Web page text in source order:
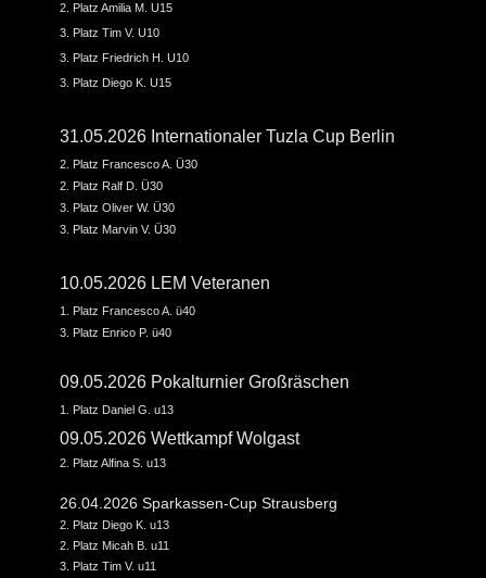
2. Platz Amilia M. U15
3. Platz Tim V. U10
3. Platz Friedrich H. U10
3. Platz Diego K. U15
31.05.2026 Internationaler Tuzla Cup Berlin
2. Platz Francesco A. Ü30
2. Platz Ralf D. Ü30
3. Platz Oliver W. Ü30
3. Platz Marvin V. Ü30
10.05.2026 LEM Veteranen
1. Platz Francesco A. ü40
3. Platz Enrico P. ü40
09.05.2026 Pokalturnier Großräschen
1. Platz Daniel G. u13
09.05.2026 Wettkampf Wolgast
2. Platz Alfina S. u13
26.04.2026 Sparkassen-Cup Strausberg
2. Platz Diego K. u13
2. Platz Micah B. u11
3. Platz Tim V. u11